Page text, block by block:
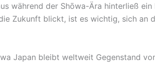
während der Shōwa-Ära hinterließ
Zukunft blickt, ist es wichtig, sich an
Japan bleibt weltweit Gegenstand